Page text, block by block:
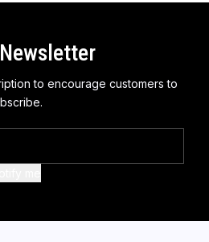
to encourage customers to